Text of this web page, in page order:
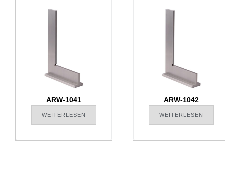
ARW-1041
WEITERLESEN
ARW-1042
WEITERLESEN